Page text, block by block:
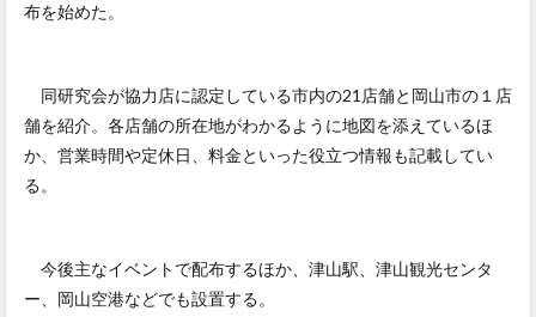
布を始めた。
同研究会が協力店に認定している市内の21店舗と岡山市の１店
舗を紹介。各店舗の所在地がわかるように地図を添えているほ
か、営業時間や定休日、料金といった役立つ情報も記載してい
る。
今後主なイベントで配布するほか、津山駅、津山観光センタ
ー、岡山空港などでも設置する。